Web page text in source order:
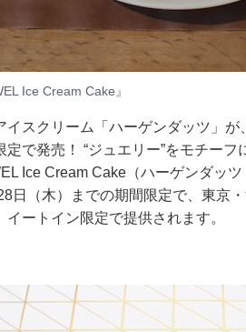
Ice Cream Cake』
イスクリーム「ハーゲンダッツ」
で発売！ “ジュエリー”をモチー
Ice Cream Cake（ハーゲンダッ
日（木）までの期間限定で、東京
ートイン限定で提供されます。